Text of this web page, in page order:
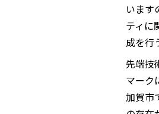
います
ティに
成を行
先端技
マーク
加賀市